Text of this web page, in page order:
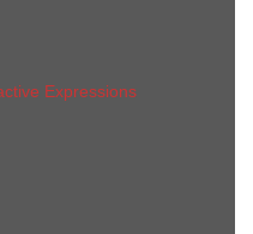
Expressions